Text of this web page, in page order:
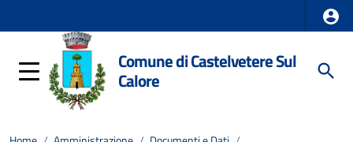
Comune di Castelvetere Sul
Calore